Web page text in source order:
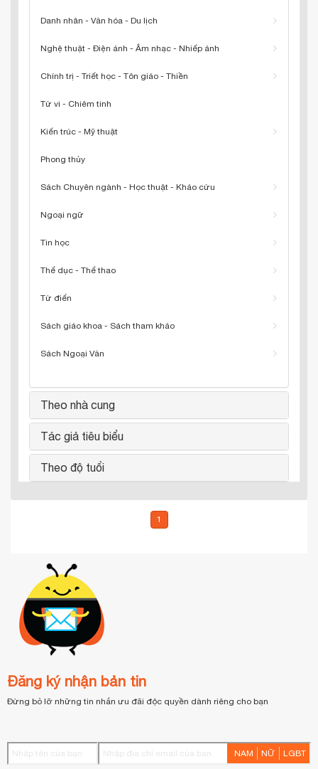
Danh nhân - Văn hóa - Du lịch
Nghệ thuật - Điện ảnh - Âm nhạc - Nhiếp ảnh
Chính trị - Triết học - Tôn giáo - Thiền
Tử vi - Chiêm tinh
Kiến trúc - Mỹ thuật
Phong thủy
Sách Chuyên ngành - Học thuật - Khảo cứu
Ngoại ngữ
Tin học
Thể dục - Thể thao
Từ điển
Sách giáo khoa - Sách tham khảo
Sách Ngoại Văn
Theo nhà cung
Tác giả tiêu biểu
Theo độ tuổi
1
Đăng ký nhận bản tin
Đừng bỏ lỡ những tin nhắn ưu đãi độc quyền dành riêng cho bạn
NAM NỮ LGBT